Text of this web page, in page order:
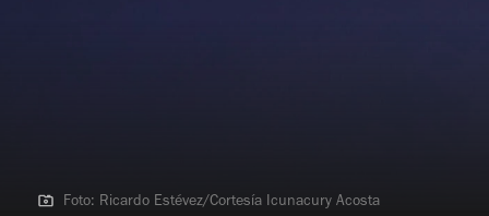
Foto: Ricardo Estévez/Cortesía Icunacury Acosta